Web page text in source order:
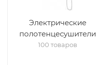
Электрические
полотенцесушители
100 товаров